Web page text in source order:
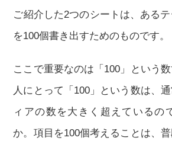
ご紹介した2つのシートは、ある
を100個書き出すためのものです。
ここで重要なのは「100」という
人にとって「100」という数は、
ィアの数を大きく超えているの
か。項目を100個考えることは、